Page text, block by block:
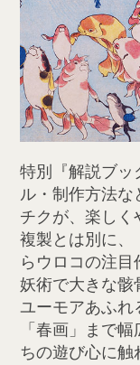
特別『解説ブッ
ル・制作方法な
チクが、楽しく
複製とは別に、
らウロコの注目
妖術で大きな骸
ユーモアあふれ
「春画」まで
ちの遊び心に触